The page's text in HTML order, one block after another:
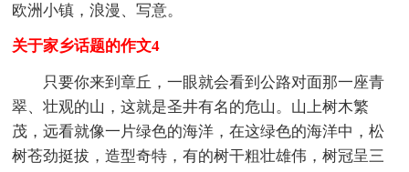
欧洲小镇，浪漫、写意。
关于家乡话题的作文4
只要你来到章丘，一眼就会看到公路对面那一座青
翠、壮观的山，这就是圣井有名的危山。山上树木繁
茂，远看就像一片绿色的海洋，在这绿色的海洋中，松
树苍劲挺拔，造型奇特，有的树干粗壮雄伟，树冠呈三